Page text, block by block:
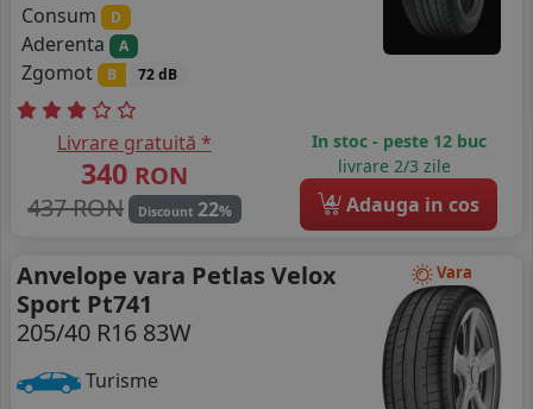
Consum
D
Aderenta A
Zgomot B 72 dB
Livrare gratuită *
340 RON
437 RON
Discount 22%
In stoc - peste 12 buc
livrare 2/3 zile
4 Adauga in cos
Vara
Anvelope vara Petlas Velox
Sport Pt741
205/40 R16 83W
Turisme